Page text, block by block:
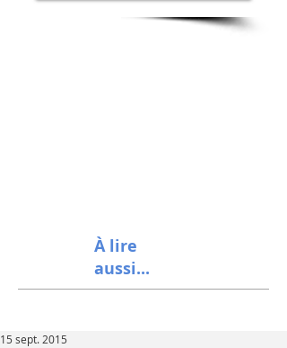
À lire
aussi...
15 sept. 2015